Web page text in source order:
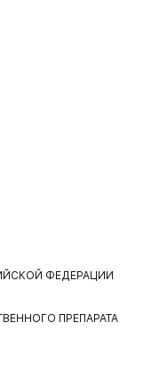
ФЕДЕРАЦИИ
ПРЕПАРАТА